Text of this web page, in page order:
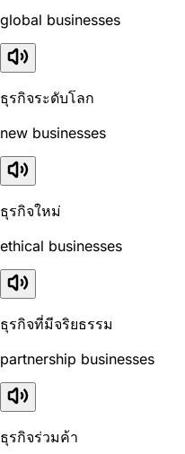
global businesses
ธุรกิจระดับโลก
new businesses
ธุรกิจใหม่
ethical businesses
ธุรกิจที่มีจริยธรรม
partnership businesses
ธุรกิจร่วมค้า